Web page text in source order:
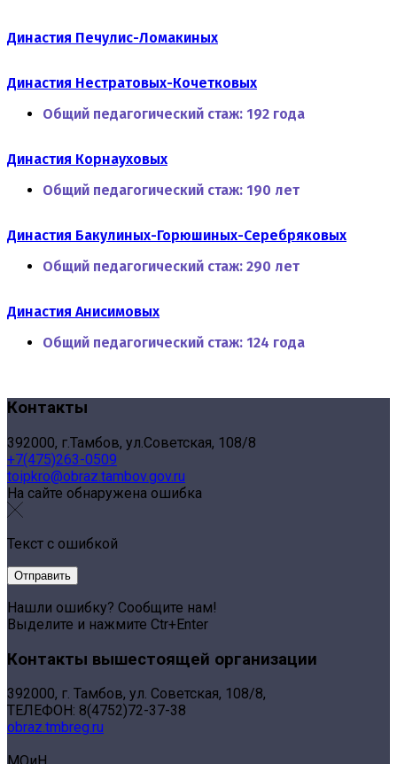
Династия Печулис-Ломакиных
Династия Нестратовых-Кочетковых
Общий педагогический стаж: 192 года
Династия Корнауховых
Общий педагогический стаж: 190 лет
Династия Бакулиных-Горюшиных-Серебряковых
Общий педагогический стаж: 290 лет
Династия Анисимовых
Общий педагогический стаж: 124 года
Контакты
392000, г.Тамбов, ул.Советская, 108/8
+7(475)263-0509
toipkro@obraz.tambov.gov.ru
На сайте обнаружена ошибка
Текст с ошибкой
Нашли ошибку? Сообщите нам!
Выделите и нажмите Ctr+Enter
Контакты вышестоящей организации
392000, г. Тамбов, ул. Советская, 108/8,
ТЕЛЕФОН: 8(4752)72-37-38
obraz.tmbreg.ru